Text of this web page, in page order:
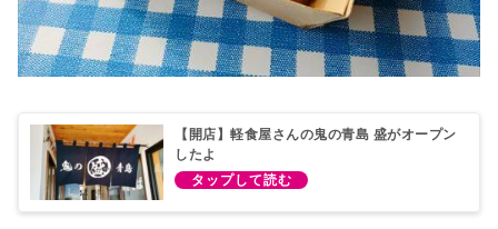
【開店】軽食屋さんの鬼の青島 盛がオープン
したよ